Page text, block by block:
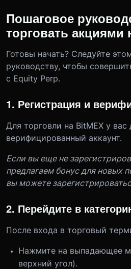
Пошаговое
торговать акциями
Готовы начать? Следуйте
руководству, чтобы
с Equity Perp.
1. Регистрация и
Для торговли на BitMEX у
верифицированный аккаунт.
Если вы еще не
предлагаем бонус для новых
вы можете
2. Перейдите в
После входа в торговый
Нажмите на выпадающее
верхний угол).